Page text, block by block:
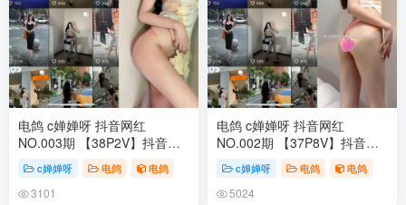
电鸽 c婵婵呀 抖音网红
NO.003期 【38P2V】抖音完
c婵婵呀 电鸽 电鸽
3101
电鸽 c婵婵呀 抖音网红
NO.002期 【37P8V】抖音完
c婵婵呀 电鸽 电鸽
5024